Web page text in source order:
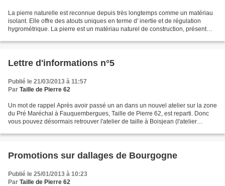
La pierre naturelle est reconnue depuis très longtemps comme un matériau
isolant. Elle offre des atouts uniques en terme d' inertie et de régulation
hygrométrique. La pierre est un matériau naturel de construction, présent
Lettre d'informations n°5
Publié le 21/03/2013 à 11:57
Par Taille de Pierre 62
Un mot de rappel Après avoir passé un an dans un nouvel atelier sur la zone
du Pré Maréchal à Fauquembergues, Taille de Pierre 62, est reparti. Donc
vous pouvez désormais retrouver l'atelier de taille à Boisjean (l'atelier
Promotions sur dallages de Bourgogne
Publié le 25/01/2013 à 10:23
Par Taille de Pierre 62